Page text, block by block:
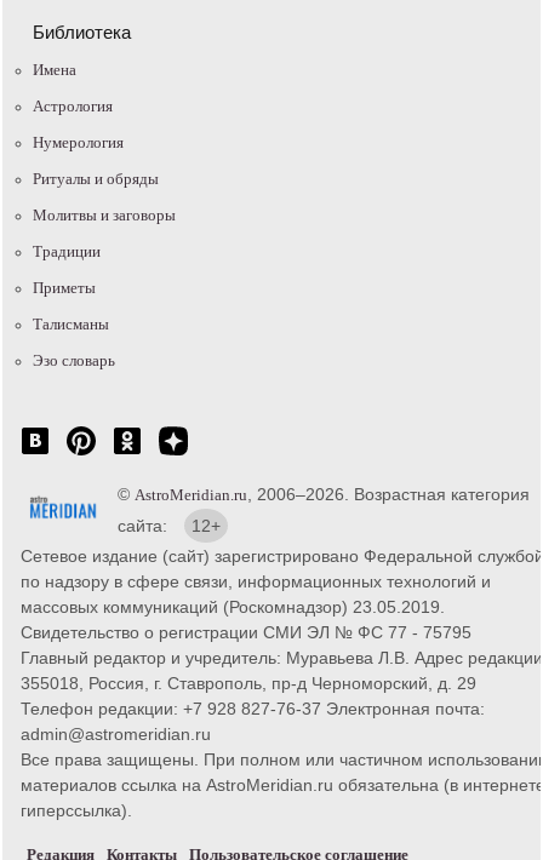
Библиотека
Имена
Астрология
Нумерология
Ритуалы и обряды
Молитвы и заговоры
Традиции
Приметы
Талисманы
Эзо словарь
© AstroMeridian.ru, 2006–2026. Возрастная категория
сайта:
12+
Сетевое издание (сайт) зарегистрировано Федеральной службой
по надзору в сфере связи, информационных технологий и
массовых коммуникаций (Роскомнадзор) 23.05.2019.
Свидетельство о регистрации СМИ ЭЛ № ФС 77 - 75795
Главный редактор и учредитель: Муравьева Л.В. Адрес
355018, Россия, г. Ставрополь, пр-д Черноморский, д. 29
Телефон редакции: +7 928 827-76-37 Электронная почта:
admin@astromeridian.ru
Все права защищены. При полном или частичном
материалов ссылка на AstroMeridian.ru обязательна (в
гиперссылка).
Редакция Контакты Пользовательское соглашение